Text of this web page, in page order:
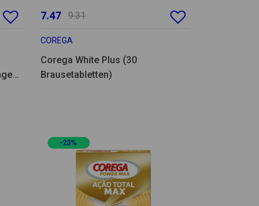
7.47 9.31
COREGA
Corega White Plus (30
Brausetabletten)
-23%